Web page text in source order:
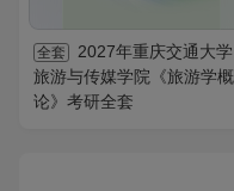
全套
2027年重庆交通大学
旅游与传媒学院《旅游学概
论》考研全套